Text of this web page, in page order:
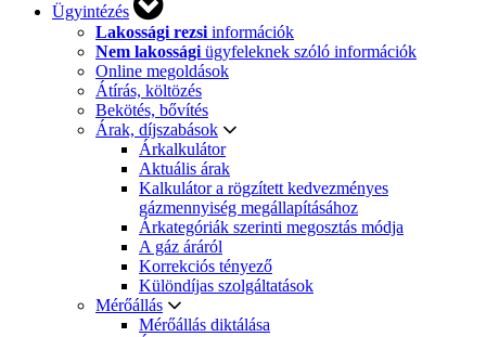
Ügyintézés
Lakossági rezsi információk
Nem lakossági ügyfeleknek szóló információk
Online megoldások
Átírás, költözés
Bekötés, bővítés
Árak, díjszabások
Árkalkulátor
Aktuális árak
Kalkulátor a rögzített kedvezményes
gázmennyiség megállapításához
Árkategóriák szerinti megosztás módja
A gáz áráról
Korrekciós tényező
Különdíjas szolgáltatások
Mérőállás
Mérőállás diktálása